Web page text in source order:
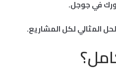
المثالي لكل المشاريع.